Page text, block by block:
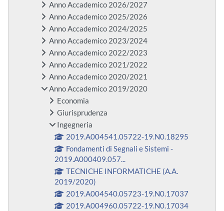
Anno Accademico 2026/2027
Anno Accademico 2025/2026
Anno Accademico 2024/2025
Anno Accademico 2023/2024
Anno Accademico 2022/2023
Anno Accademico 2021/2022
Anno Accademico 2020/2021
Anno Accademico 2019/2020
Economia
Giurisprudenza
Ingegneria
2019.A004541.05722-19.N0.18295
Fondamenti di Segnali e Sistemi -
2019.A000409.057...
TECNICHE INFORMATICHE (A.A.
2019/2020)
2019.A004540.05723-19.N0.17037
2019.A004960.05722-19.N0.17034